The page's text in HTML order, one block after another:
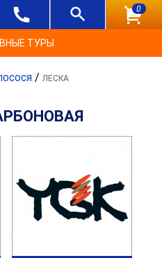
0
ТУРЫ
/ ЛЕСКА